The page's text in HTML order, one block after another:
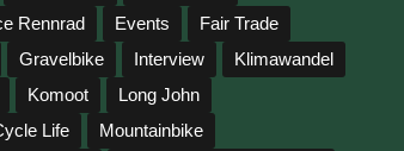
Rennrad
Events
Fair Trade
Gravelbike Interview
Klimawandel
Komoot
Long John
Life
Mountainbike